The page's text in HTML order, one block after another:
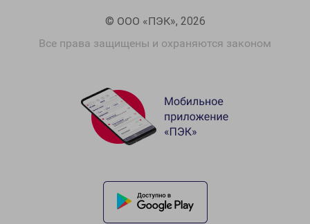
© ООО «ПЭК», 2026
Все права защищены и охраняются законом